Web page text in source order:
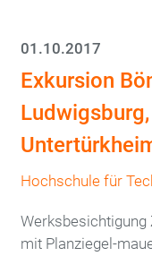
01.10.2017
Exkursion
Hochschule für
Werksbesichtigung
mit Planziegel-